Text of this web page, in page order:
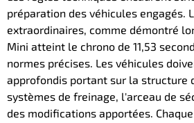
préparation des véhicules engagés.
extraordinaires, comme démontré
Mini atteint le chrono de 11,53
normes précises. Les véhicules
approfondis portant sur la structure
systèmes de freinage, l'arceau de
des modifications apportées.